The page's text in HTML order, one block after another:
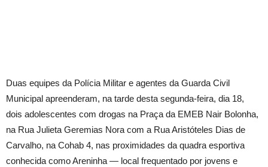
Duas equipes da Polícia Militar e agentes da Guarda Civil
Municipal apreenderam, na tarde desta segunda-feira, dia 18,
dois adolescentes com drogas na Praça da EMEB Nair Bolonha,
na Rua Julieta Geremias Nora com a Rua Aristóteles Dias de
Carvalho, na Cohab 4, nas proximidades da quadra esportiva
conhecida como Areninha — local frequentado por jovens e